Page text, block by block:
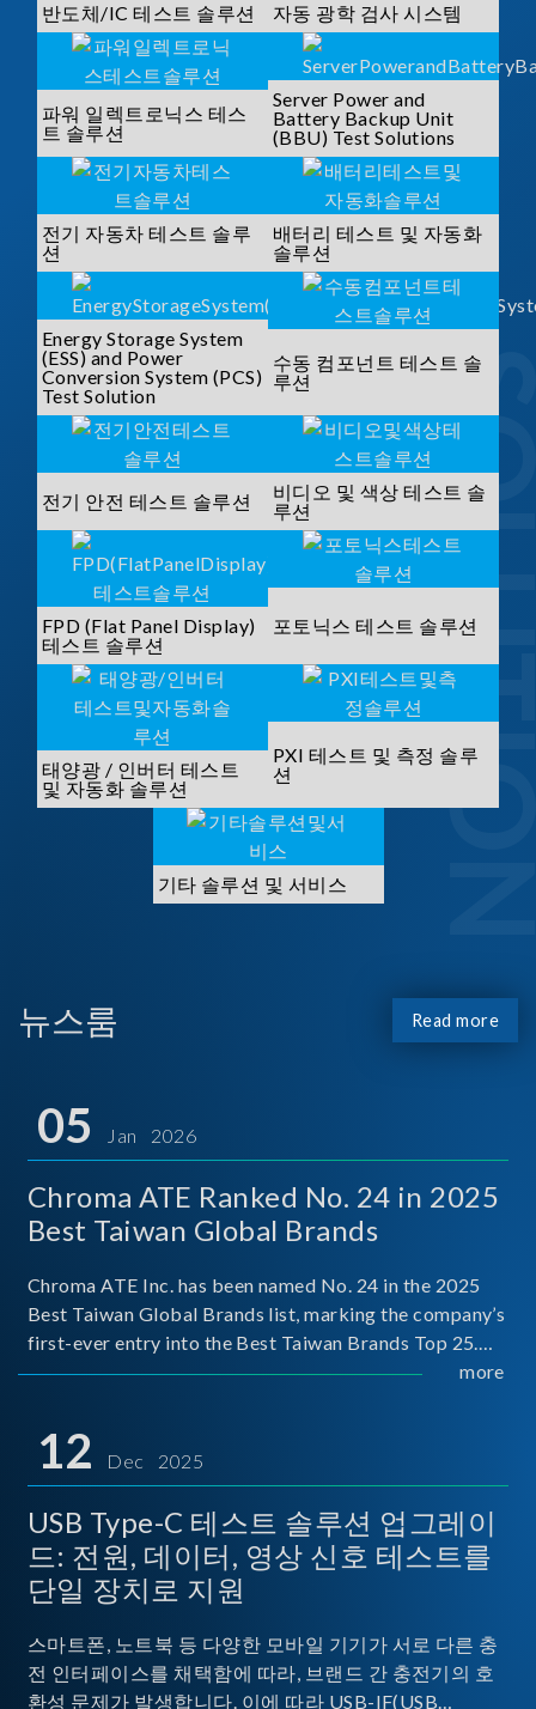
반도체/IC 테스트 솔루션 자동 광학 검사 시스템
파워 일렉트로닉스 테스
트 솔루션
Server Power and
Battery Backup Unit
(BBU) Test Solutions
전기 자동차 테스트 솔루
션
배터리 테스트 및 자동화
솔루션
Energy Storage System
(ESS) and Power
Conversion System (PCS)
Test Solution
수동 컴포넌트 테스트 솔
루션
전기 안전 테스트 솔루션
비디오 및 색상 테스트 솔
루션
FPD (Flat Panel Display)
테스트 솔루션
포토닉스 테스트 솔루션
태양광 / 인버터 테스트
및 자동화 솔루션
PXI 테스트 및 측정 솔루
션
기타 솔루션 및 서비스
뉴스룸 Read more
05 Jan 2026
Chroma ATE Ranked No. 24 in 2025
Best Taiwan Global Brands
Chroma ATE Inc. has been named No. 24 in the 2025
Best Taiwan Global Brands list, marking the company’s
first-ever entry into the Best Taiwan Brands Top 25.
This recognition represents a significant milestone for
more
12 Dec 2025
USB Type-C 테스트 솔루션 업그레이
드: 전원, 데이터, 영상 신호 테스트를
단일 장치로 지원
스마트폰, 노트북 등 다양한 모바일 기기가 서로 다른 충
전 인터페이스를 채택함에 따라, 브랜드 간 충전기의 호
환성 문제가 발생합니다. 이에 따라 USB-IF(USB